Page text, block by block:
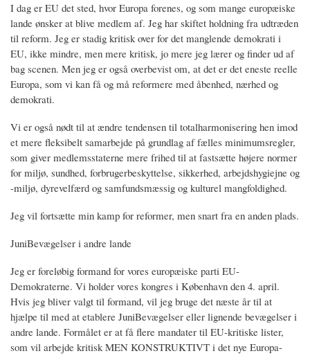
I dag er EU det sted, hvor Europa forenes, og som mange europæiske
lande ønsker at blive medlem af. Jeg har skiftet holdning fra udtræden
til reform. Jeg er stadig kritisk over for det manglende demokrati i
EU, ikke mindre, men mere kritisk, jo mere jeg lærer og finder ud af
bag scenen. Men jeg er også overbevist om, at det er det eneste reelle
Europa, som vi kan få og må reformere med åbenhed, nærhed og
demokrati.
Vi er også nødt til at ændre tendensen til totalharmonisering hen imod
et mere fleksibelt samarbejde på grundlag af fælles minimumsregler,
som giver medlemsstaterne mere frihed til at fastsætte højere normer
for miljø, sundhed, forbrugerbeskyttelse, sikkerhed, arbejdshygiejne og
-miljø, dyrevelfærd og samfundsmæssig og kulturel mangfoldighed.
Jeg vil fortsætte min kamp for reformer, men snart fra en anden plads.
JuniBevægelser i andre lande
Jeg er foreløbig formand for vores europæiske parti EU-
Demokraterne. Vi holder vores kongres i København den 4. april.
Hvis jeg bliver valgt til formand, vil jeg bruge det næste år til at
hjælpe til med at etablere JuniBevægelser eller lignende bevægelser i
andre lande. Formålet er at få flere mandater til EU-kritiske lister,
som vil arbejde kritisk MEN KONSTRUKTIVT i det nye Europa-